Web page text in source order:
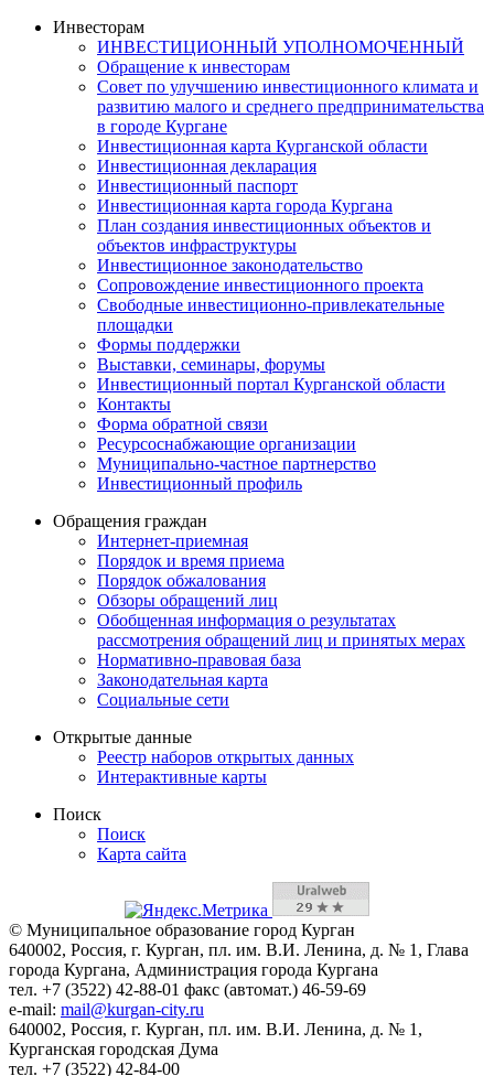
Инвесторам
ИНВЕСТИЦИОННЫЙ УПОЛНОМОЧЕННЫЙ
Обращение к инвесторам
Совет по улучшению инвестиционного климата и
развитию малого и среднего предпринимательства
в городе Кургане
Инвестиционная карта Курганской области
Инвестиционная декларация
Инвестиционный паспорт
Инвестиционная карта города Кургана
План создания инвестиционных объектов и
объектов инфраструктуры
Инвестиционное законодательство
Сопровождение инвестиционного проекта
Свободные инвестиционно-привлекательные
площадки
Формы поддержки
Выставки, семинары, форумы
Инвестиционный портал Курганской области
Контакты
Форма обратной связи
Ресурсоснабжающие организации
Муниципально-частное партнерство
Инвестиционный профиль
Обращения граждан
Интернет-приемная
Порядок и время приема
Порядок обжалования
Обзоры обращений лиц
Обобщенная информация о результатах
рассмотрения обращений лиц и принятых мерах
Нормативно-правовая база
Законодательная карта
Социальные сети
Открытые данные
Реестр наборов открытых данных
Интерактивные карты
Поиск
Поиск
Карта сайта
© Муниципальное образование город Курган
640002, Россия, г. Курган, пл. им. В.И. Ленина, д. № 1, Глава
города Кургана, Администрация города Кургана
тел. +7 (3522) 42-88-01 факс (автомат.) 46-59-69
e-mail: mail@kurgan-city.ru
640002, Россия, г. Курган, пл. им. В.И. Ленина, д. № 1,
Курганская городская Дума
тел. +7 (3522) 42-84-00